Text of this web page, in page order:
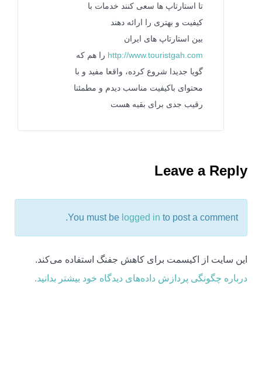
تا استارتاپ ها سعی کنند خدمات با
کیفیت و بهتری را ارائه دهند
بین استارتاپ های ایران
http://www.touristgah.com را هم که
گویا جدیدا شروع کرده، واقعا مفید و با
محتوای باکیفیت مناسب دیدم و مطمئنا
رقیب جدی برای بقیه هست
Leave a Reply
You must be logged in to post a comment.
این سایت از اکیسمت برای کاهش جفنگ استفاده می‌کند.
درباره چگونگی پردازش داده‌های دیدگاه خود بیشتر بدانید.